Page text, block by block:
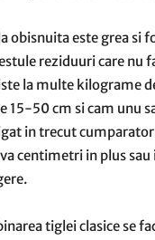
obisnuita este grea si
reziduuri care nu
la multe kilograme
15-50 cm si cam unu
in trecut
centimetri in plus sau
tiglei clasice se